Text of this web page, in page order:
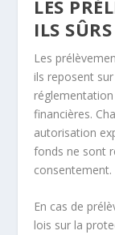
LES
ILS
Les
ils reposent
financières.
autorisation
fonds ne sont
consentement.
En cas de
lois sur la